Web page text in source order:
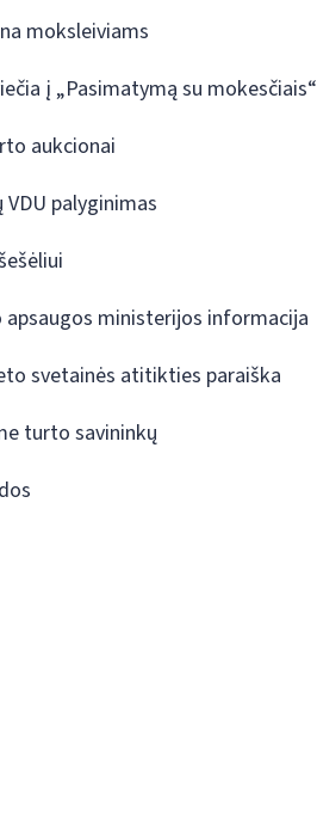
moksleiviams
į „Pasimatymą su mokesčiais“
aukcionai
VDU palyginimas
apsaugos ministerijos informacija
svetainės atitikties paraiška
turto savininkų